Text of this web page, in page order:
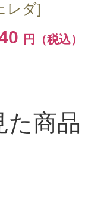
レダ]
円（税込）
た商品